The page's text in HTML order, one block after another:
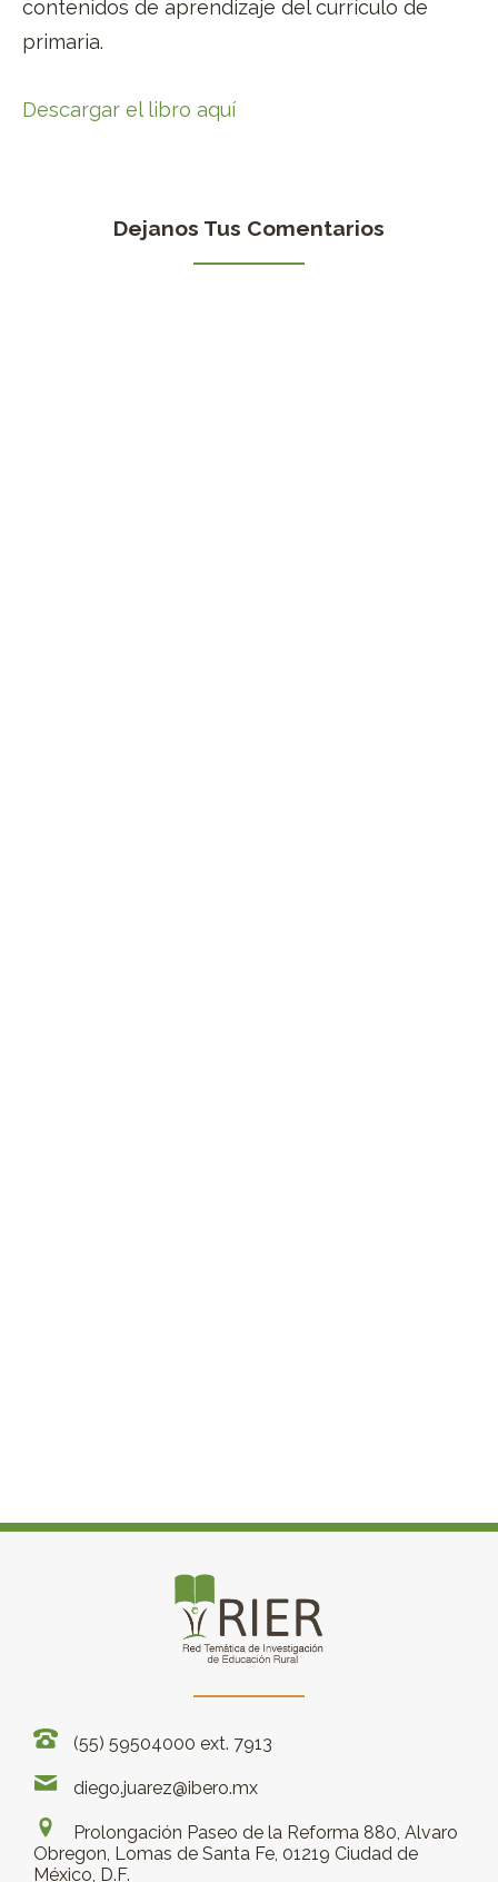
contenidos de aprendizaje del currículo de
primaria.
Descargar el libro aquí
Dejanos Tus Comentarios
(55) 59504000 ext. 7913
diego.juarez@ibero.mx
Prolongación Paseo de la Reforma 880, Alvaro
Obregon, Lomas de Santa Fe, 01219 Ciudad de
México, D.F.